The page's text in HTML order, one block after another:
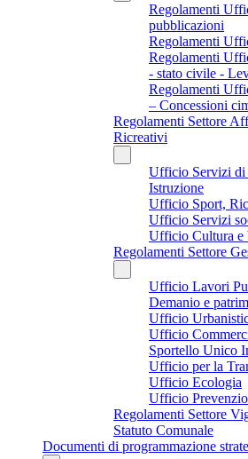
Regolamenti
pubblicazioni
Regolamenti
Regolamenti
- stato civile -
Regolamenti
– Concessioni
Regolamenti Settore
Ricreativi
Ufficio Servizi di
Istruzione
Ufficio Sport,
Ufficio Servizi
Ufficio Cultura e
Regolamenti Settore
Ufficio Lavori
Demanio e
Ufficio
Ufficio
Sportello Unico
Ufficio per la
Ufficio Ecologia
Ufficio
Regolamenti Settore
Statuto Comunale
Documenti di programmazione